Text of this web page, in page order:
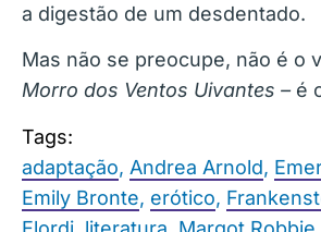
a digestão de um desdentado.
Mas não se preocupe, não é o
Morro dos Ventos Uivantes – é
Tags:
adaptação, Andrea Arnold,
Emily Bronte, erótico,